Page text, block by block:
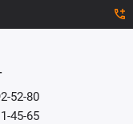
52-80
45-65